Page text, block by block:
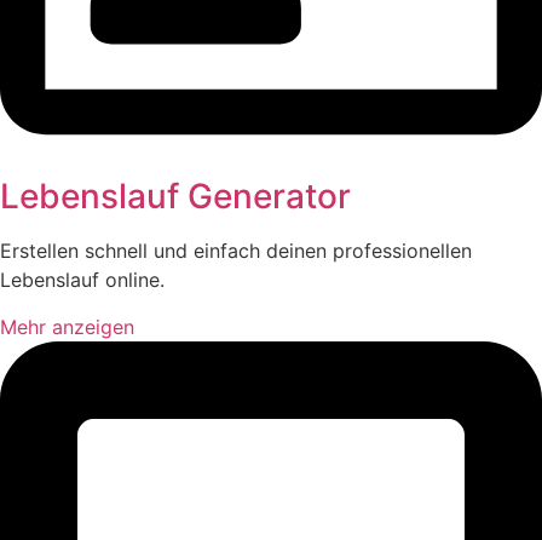
Lebenslauf Generator
Erstellen schnell und einfach deinen professionellen
Lebenslauf online.
Mehr anzeigen